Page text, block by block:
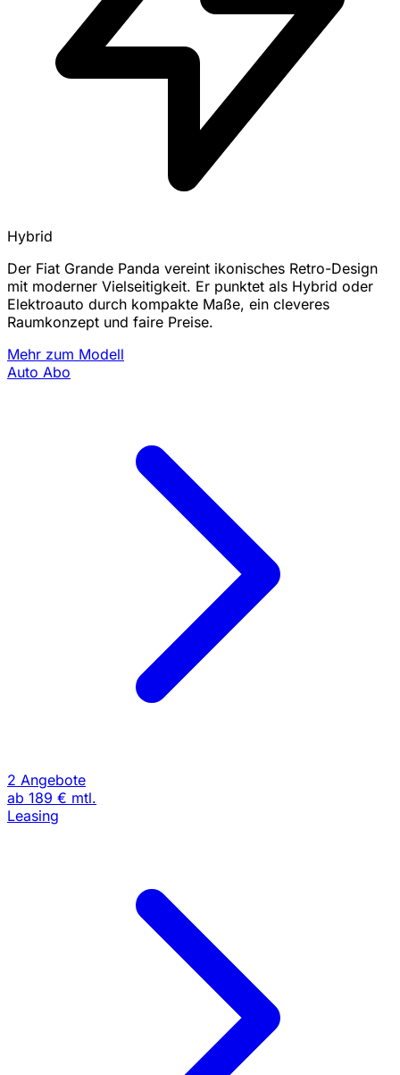
Hybrid
Der Fiat Grande Panda vereint ikonisches Retro-Design
mit moderner Vielseitigkeit. Er punktet als Hybrid oder
Elektroauto durch kompakte Maße, ein cleveres
Raumkonzept und faire Preise.
Mehr zum Modell
Auto Abo
2 Angebote
ab 189 € mtl.
Leasing